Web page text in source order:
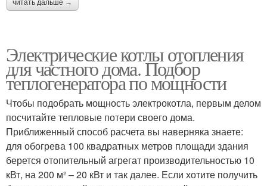
читать дальше →
Электрические котлы отопления
для частного дома. Подбор
теплогенератора по мощности
Чтобы подобрать мощность электрокотла, первым делом
посчитайте тепловые потери своего дома.
Приближенный способ расчета вы наверняка знаете:
для обогрева 100 квадратных метров площади здания
берется отопительный агрегат производительностью 10
кВт, на 200 м² – 20 кВт и так далее. Если хотите получить